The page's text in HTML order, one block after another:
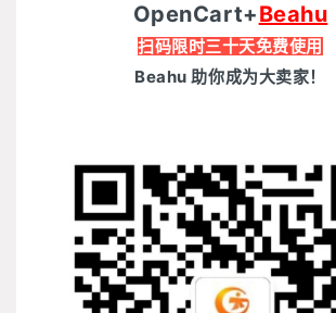
OpenCart+Beahu
扫码限时三十天免费使用
Beahu 助你成为大卖家！